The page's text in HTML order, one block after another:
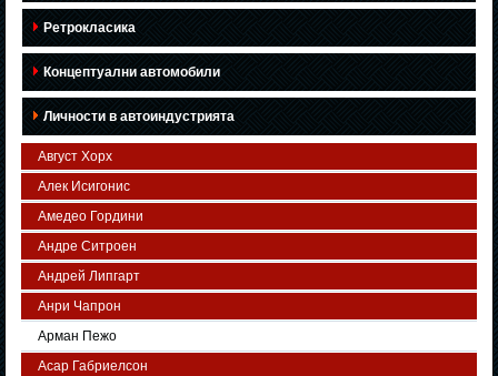
Ретрокласика
Концептуални автомобили
Личности в автоиндустрията
Август Хорх
Алек Исигонис
Амедео Гордини
Андре Ситроен
Андрей Липгарт
Анри Чапрон
Арман Пежо
Асар Габриелсон